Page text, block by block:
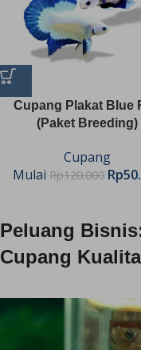
Cupang Plakat Blue
(Paket Breeding)
Cupang
Mulai Rp120.000 Rp
Peluang
Cupang